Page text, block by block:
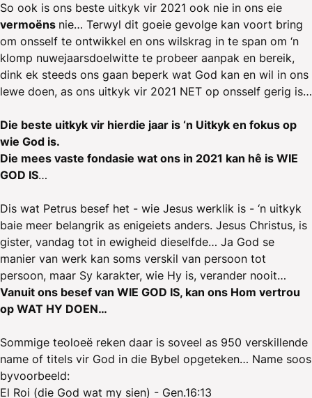
So ook is ons beste uitkyk vir 2021 ook nie in ons eie
vermoëns nie… Terwyl dit goeie gevolge kan voort bring
om onsself te ontwikkel en ons wilskrag in te span om ‘n
klomp nuwejaarsdoelwitte te probeer aanpak en bereik,
dink ek steeds ons gaan beperk wat God kan en wil in ons
lewe doen, as ons uitkyk vir 2021 NET op onsself gerig is…
Die beste uitkyk vir hierdie jaar is ‘n Uitkyk en fokus op
wie God is.
Die mees vaste fondasie wat ons in 2021 kan hê is WIE
GOD IS…
Dis wat Petrus besef het - wie Jesus werklik is - ‘n uitkyk
baie meer belangrik as enigeiets anders. Jesus Christus, is
gister, vandag tot in ewigheid dieselfde… Ja God se
manier van werk kan soms verskil van persoon tot
persoon, maar Sy karakter, wie Hy is, verander nooit…
Vanuit ons besef van WIE GOD IS, kan ons Hom vertrou
op WAT HY DOEN…
Sommige teoloeë reken daar is soveel as 950 verskillende
name of titels vir God in die Bybel opgeteken… Name soos
byvoorbeeld:
El Roi (die God wat my sien) - Gen.16:13